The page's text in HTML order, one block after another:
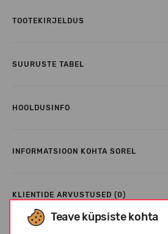
Teave küpsiste kohta
TOOTEKIRJELDUS
SUURUSTE TABEL
HOOLDUSINFO
INFORMATSIOON KOHTA SOREL
KLIENTIDE ARVUSTUSED (0)